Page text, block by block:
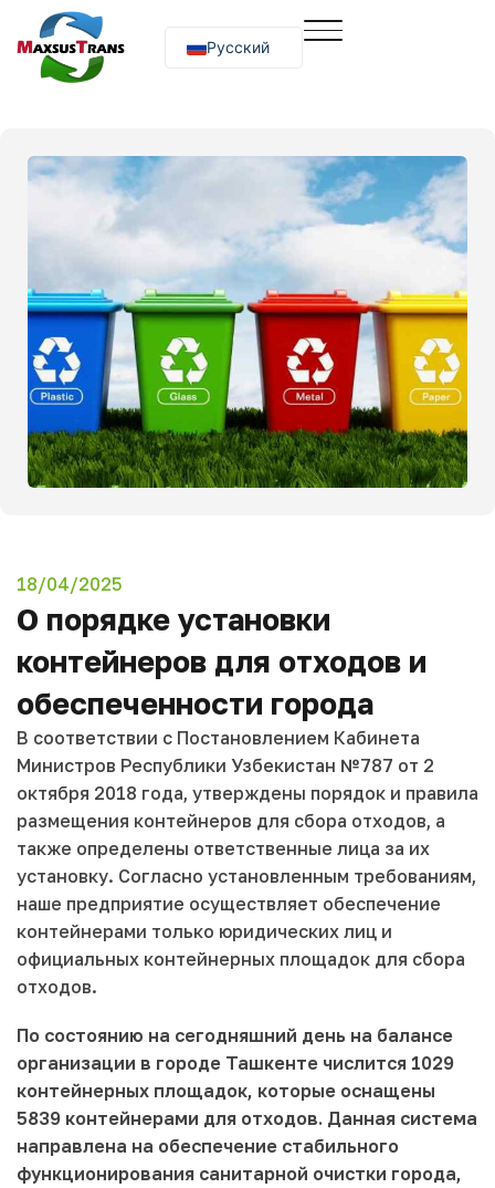
Русский
O‘zbekcha
18/04/2025
О порядке установки
контейнеров для отходов и
обеспеченности города
В соответствии с Постановлением Кабинета
Министров Республики Узбекистан №787 от 2
октября 2018 года, утверждены порядок и правила
размещения контейнеров для сбора отходов, а
также определены ответственные лица за их
установку. Согласно установленным требованиям,
наше предприятие осуществляет обеспечение
контейнерами только юридических лиц и
официальных контейнерных площадок для сбора
отходов.
По состоянию на сегодняшний день на балансе
организации в городе Ташкенте числится 1029
контейнерных площадок, которые оснащены
5839 контейнерами для отходов. Данная система
направлена на обеспечение стабильного
функционирования санитарной очистки города,